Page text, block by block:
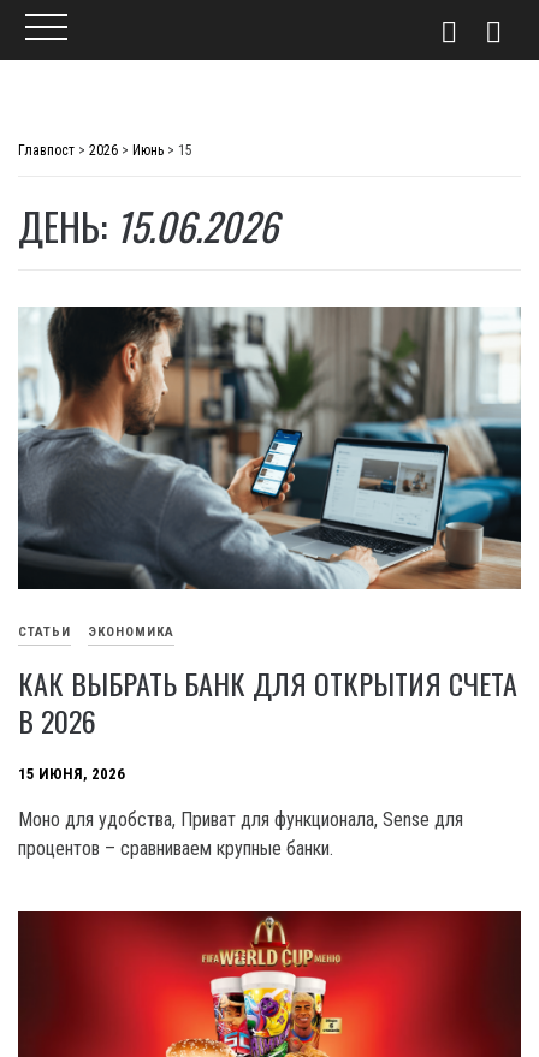
Главпост > 2026 > Июнь > 15
ДЕНЬ: 15.06.2026
СТАТЬИ ЭКОНОМИКА
КАК ВЫБРАТЬ БАНК ДЛЯ ОТКРЫТИЯ СЧЕТА
В 2026
15 ИЮНЯ, 2026
Моно для удобства, Приват для функционала, Sense для
процентов – сравниваем крупные банки.